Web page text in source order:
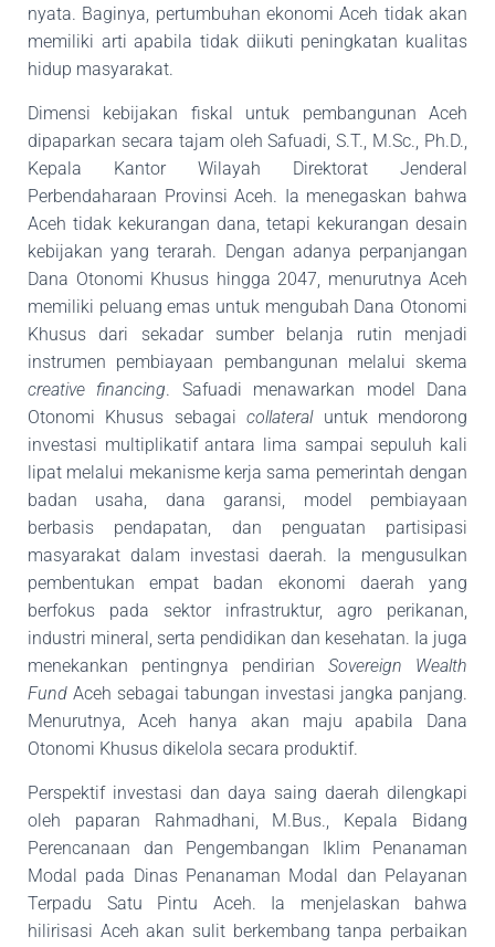
nyata. Baginya, pertumbuhan ekonomi Aceh tidak akan
memiliki arti apabila tidak diikuti peningkatan kualitas
hidup masyarakat.
Dimensi kebijakan fiskal untuk pembangunan Aceh
dipaparkan secara tajam oleh Safuadi, S.T., M.Sc., Ph.D.,
Kepala Kantor Wilayah Direktorat Jenderal
Perbendaharaan Provinsi Aceh. Ia menegaskan bahwa
Aceh tidak kekurangan dana, tetapi kekurangan desain
kebijakan yang terarah. Dengan adanya perpanjangan
Dana Otonomi Khusus hingga 2047, menurutnya Aceh
memiliki peluang emas untuk mengubah Dana Otonomi
Khusus dari sekadar sumber belanja
rutin menjadi
instrumen pembiayaan pembangunan melalui skema
creative financing. Safuadi
menawarkan model Dana
Otonomi Khusus sebagaicollateraluntuk mendorong
investasi multiplikatif antara lima sampai sepuluh kali
lipat melalui mekanisme kerja sama pemerintah dengan
badan usaha, dana garansi, model pembiayaan
berbasis pendapatan, dan penguatan
partisipasi
masyarakat dalam investasi daerah. Ia mengusulkan
pembentukan empat badan
ekonomi daerah yang
berfokus pada sektor infrastruktur, agro perikanan,
industri mineral, serta pendidikan dan kesehatan. Ia juga
menekankan pentingnya pendirian Sovereign Wealth
Fund Aceh sebagai tabungan investasi jangka panjang.
Menurutnya, Aceh hanya akan maju apabila
Dana
Otonomi Khusus dikelola secara produktif.
Perspektif investasi dan daya saing daerah dilengkapi
oleh paparan Rahmadhani, M.Bus.,
Kepala Bidang
Perencanaan dan Pengembangan Iklim Penanaman
Modal pada Dinas Penanaman Modal dan Pelayanan
Terpadu Satu Pintu Aceh. Ia menjelaskan bahwa
hilirisasi Aceh akan sulit berkembang tanpa perbaikan